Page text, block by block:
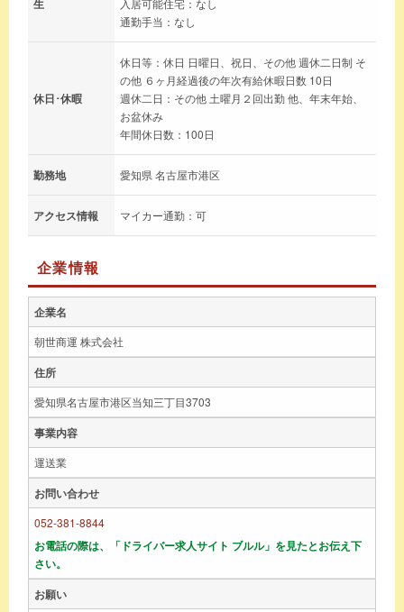
通勤手当：なし
休日･休暇
休日等：休日 日曜日、祝日、その他 週休二日制 そ
の他 ６ヶ月経過後の年次有給休暇日数 10日
週休二日：その他 土曜月２回出勤 他、年末年始、
お盆休み
年間休日数：100日
勤務地 愛知県 名古屋市港区
アクセス情報 マイカー通勤：可
企業情報
企業名
朝世商運 株式会社
住所
愛知県名古屋市港区当知三丁目3703
事業内容
運送業
お問い合わせ
052-381-8844
お電話の際は、「ドライバー求人サイト ブルル」を見たとお伝え下
さい。
お願い